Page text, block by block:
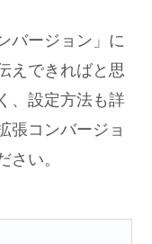
バージョン」に
えできればと思
、設定方法も詳
張コンバージョ
さい。